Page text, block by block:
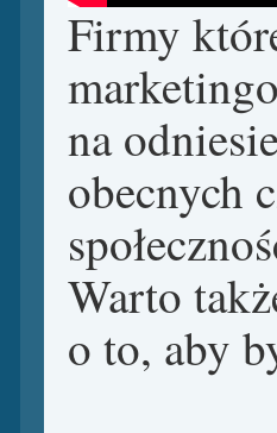
Firmy
na
obecnych
Warto
o to, aby